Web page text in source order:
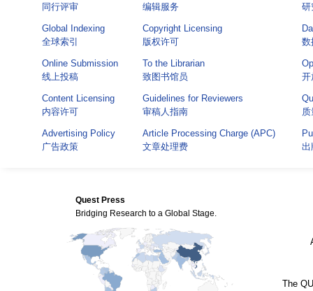
同行评审
编辑服务
研
Global Indexing
全球索引
Copyright Licensing
版权许可
数
Online Submission
线上投稿
To the Librarian
致图书馆员
开
Content Licensing
内容许可
Guidelines for Reviewers
审稿人指南
Advertising Policy
广告政策
Article Processing Charge (APC)
文章处理费
出
Quest Press
Bridging Research to a Global Stage.
The